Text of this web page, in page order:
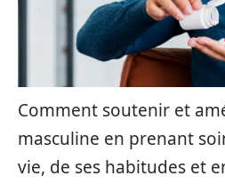
Comment soutenir et
masculine en prenant
vie, de ses habitudes et